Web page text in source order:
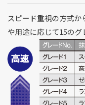
スピード重視の方式
や用途に応じて15のグ